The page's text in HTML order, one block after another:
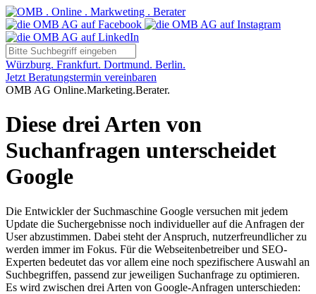
Würzburg. Frankfurt. Dortmund. Berlin.
Jetzt Beratungstermin vereinbaren
OMB AG Online.Marketing.Berater.
Diese drei Arten von
Suchanfragen unterscheidet
Google
Die Entwickler der Suchmaschine Google versuchen mit jedem
Update die Suchergebnisse noch individueller auf die Anfragen der
User abzustimmen. Dabei steht der Anspruch, nutzerfreundlicher zu
werden immer im Fokus. Für die Webseitenbetreiber und SEO-
Experten bedeutet das vor allem eine noch spezifischere Auswahl an
Suchbegriffen, passend zur jeweiligen Suchanfrage zu optimieren.
Es wird zwischen drei Arten von Google-Anfragen unterschieden: